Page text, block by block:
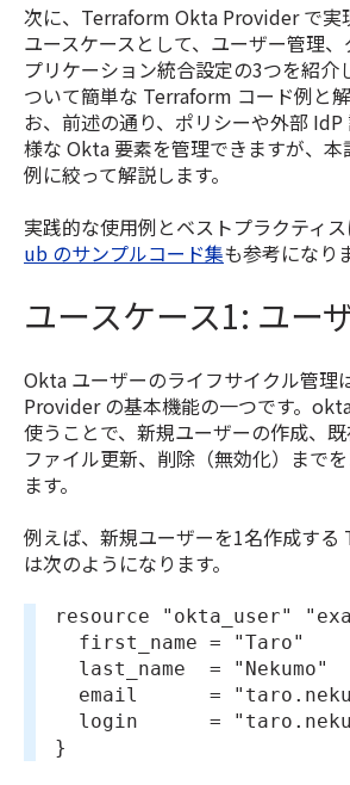
次に、Terraform Okta Provider で実
ユースケースとして、ユーザー管理
プリケーション統合設定の3つを紹介
ついて簡単な Terraform コード例と
お、前述の通り、ポリシーや外部
様な Okta 要素を管理できますが、本
例に絞って解説します。
実践的な使用例とベストプラクティス
ub のサンプルコード集も参考になり
ユースケース1: ユー
Okta ユーザーのライフサイクル管
Provider の基本機能の一つです。
使うことで、新規ユーザーの作成、
ファイル更新、削除（無効化）まで
ます。
例えば、新規ユーザーを1名作成する
は次のようになります。
resource "okta_user"
  first_name = "Taro"
  last_name  = "Nekumo"
email      =
login      =
}